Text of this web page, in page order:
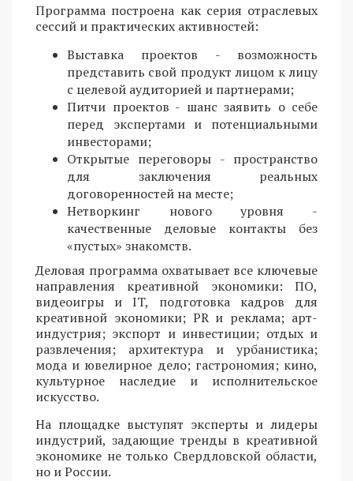
Программа построена как серия отраслевых
сессий и практических активностей:
Выставка проектов - возможность
представить свой продукт лицом к лицу
с целевой аудиторией и партнерами;
Питчи проектов - шанс заявить о себе
перед экспертами и потенциальными
инвесторами;
Открытые переговоры - пространство
для заключения реальных
договоренностей на месте;
Нетворкинг нового уровня -
качественные деловые контакты без
«пустых» знакомств.
Деловая программа охватывает все ключевые
направления креативной экономики: ПО,
видеоигры и IT, подготовка кадров для
креативной экономики; PR и реклама; арт-
индустрия; экспорт и инвестиции; отдых и
развлечения; архитектура и урбанистика;
мода и ювелирное дело; гастрономия; кино,
культурное наследие и исполнительское
искусство.
На площадке выступят эксперты и лидеры
индустрий, задающие тренды в креативной
экономике не только Свердловской области,
но и России.